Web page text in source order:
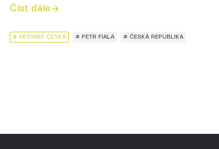
Číst dále
# PETR FIALA
# RESTART ČESKA # ČESKÁ REPUBLIKA